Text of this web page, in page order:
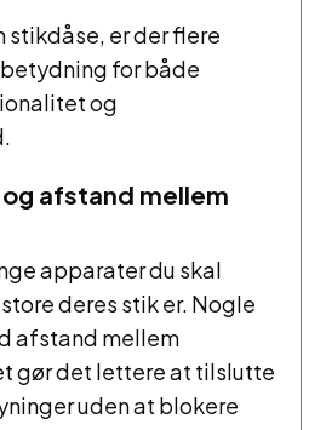
stikdåse, er der flere
for både
og
afstand mellem
apparater du skal
deres stik er. Nogle
afstand mellem
gør det lettere at tilslutte
uden at blokere